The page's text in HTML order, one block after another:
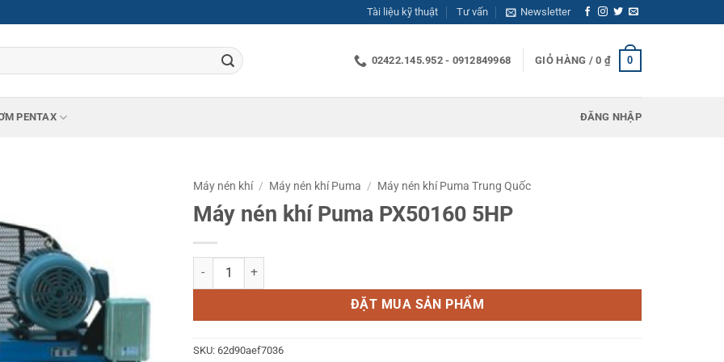
Tài liệu kỹ thuật Tư vấn Newsletter
02422.145.952 - 0912849968 GIỎ HÀNG /0 ₫ 0
PENTAX ĐĂNG NHẬP
Máy nén khí / Máy nén khí Puma / Máy nén khí Puma Trung Quốc
Máy nén khí Puma PX50160 5HP
Máy nén khí Puma PX50160 5HP số lượng
ĐẶT MUA SẢN PHẨM
SKU: 62d90aef7036